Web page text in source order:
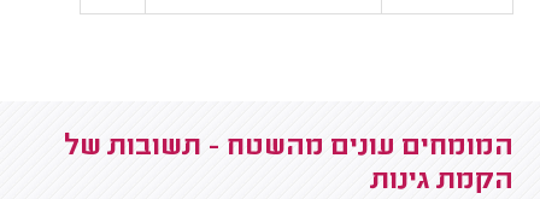
המומחים עונים מהשטח - תשובות של
הקמת גינות